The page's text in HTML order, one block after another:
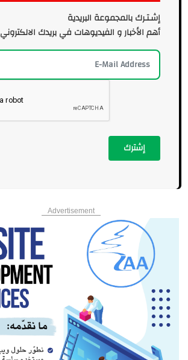
إشـتـرك بالمجموعة البريدية
أهم الأخبار و الفيديوهات في بريدك الالكتروني
إشترك
Advertisement